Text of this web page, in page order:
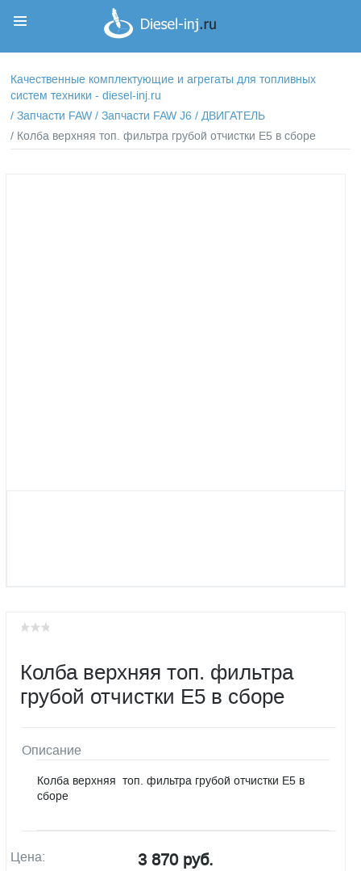
Качественные комплектующие и агрегаты для топливных
систем техники - diesel-inj.ru
/Запчасти FAW /Запчасти FAW J6 /ДВИГАТЕЛЬ
/ Колба верхняя топ. фильтра грубой отчистки Е5 в сборе
Колба верхняя топ. фильтра
грубой отчистки Е5 в сборе
Описание
Колба верхняя топ. фильтра грубой отчистки Е5 в
сборе
Цена: 3 870 руб.